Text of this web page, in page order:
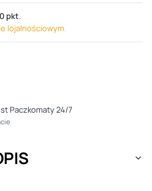
0 pkt.
lojalnościowym.
Paczkomaty 24/7